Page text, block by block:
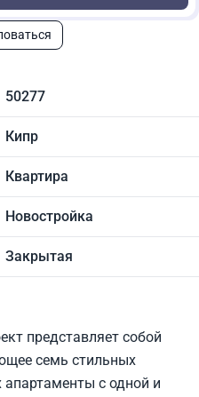
50277
Кипр
Квартира
Новостройка
Закрытая
представляет собой
семь стильных
с одной и